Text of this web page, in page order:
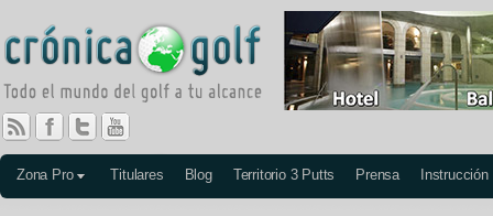
Zona Pro Titulares Blog Territorio 3 Putts Prensa Instrucción